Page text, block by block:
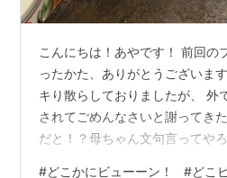
こんにちは！あやです！ 前回の
ったかた、ありがとうございま
キり散らしておりましたが、 外
されてごめんなさいと謝ってき
だと！？母ちゃん文句言ってや
#どこかにビューーン！ #どこ